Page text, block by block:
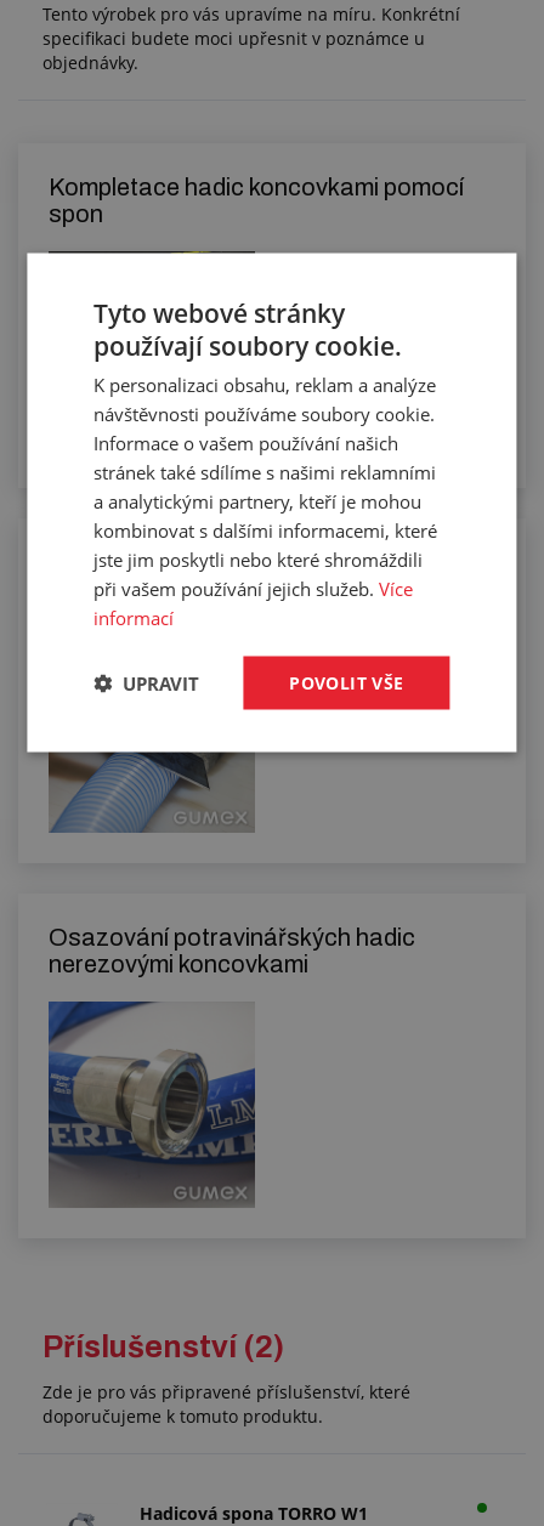
Tento výrobek pro vás upravíme na míru. Konkrétní
specifikaci budete moci upřesnit v poznámce u
objednávky.
Kompletace hadic koncovkami pomocí
spon
Manuální řezání hadic na požadovanou
délku
Osazování potravinářských hadic
nerezovými koncovkami
Příslušenství (2)
Zde je pro vás připravené příslušenství, které
doporučujeme k tomuto produktu.
Hadicová spona TORRO W1
Tyto webové stránky
používají soubory cookie.
K personalizaci obsahu, reklam a analýze
návštěvnosti používáme soubory cookie.
Informace o vašem používání našich
stránek také sdílíme s našimi reklamními
a analytickými partnery, kteří je mohou
kombinovat s dalšími informacemi, které
jste jim poskytli nebo které shromáždili
při vašem používání jejich služeb.Více
informací
POVOLIT VŠE
UPRAVIT